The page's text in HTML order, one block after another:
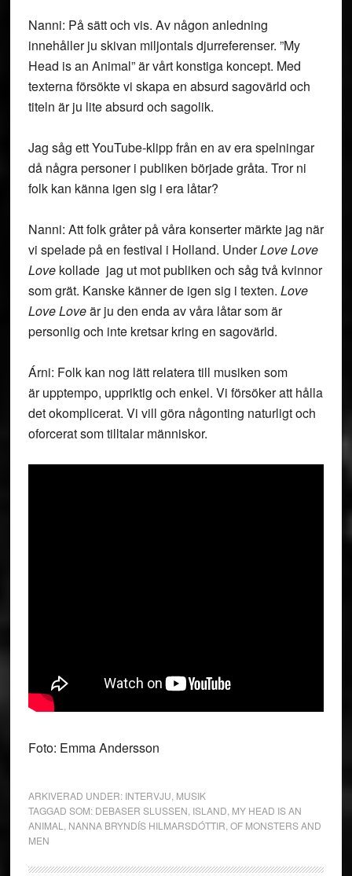
Nanni: På sätt och vis. Av någon anledning
innehåller ju skivan miljontals djurreferenser. ”My
Head is an Animal” är vårt konstiga koncept. Med
texterna försökte vi skapa en absurd sagovärld och
titeln är ju lite absurd och sagolik.
Jag såg ett YouTube-klipp från en av era spelningar
då några personer i publiken började gråta. Tror ni
folk kan känna igen sig i era låtar?
Nanni: Att folk gråter på våra konserter märkte jag när
vi spelade på en festival i Holland. UnderLove Love
Lovekollade jag ut mot publiken och såg två kvinnor
som grät. Kanske känner de igen sig i texten. Love
Love Loveär ju den enda av våra låtar som är
personlig och inte kretsar kring en sagovärld.
Árni: Folk kan nog lätt relatera till musiken som
är upptempo, uppriktig och enkel. Vi försöker att hålla
det okomplicerat. Vi vill göra någonting naturligt och
oforcerat som tilltalar människor.
Foto: Emma Andersson
ARKIVERAD UNDER: INTERVJU MUSIK
TAGGAD SOM: DEBASER SLUSSEN ISLAND MY HEAD IS AN
ANIMAL
NANNA BRYNDÍS HILMARSDÓTTIR OF MONSTERS AND
MEN